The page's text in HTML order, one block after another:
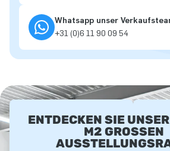
Whatsapp unser
+31 (0)6 11 90 09 54
ENTDECKEN SIE
M2 GROSSEN A